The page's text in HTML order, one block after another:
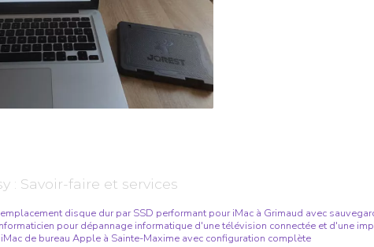
: Savoir-faire et services
disque dur par SSD performant pour iMac à Grimaud avec
pour dépannage informatique d'une télévision connectée et d'une
de bureau Apple à Sainte-Maxime avec configuration complète